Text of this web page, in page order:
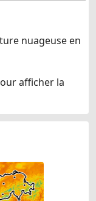
nuageuse en
afficher la